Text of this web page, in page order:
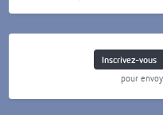
Inscrivez-vous
pour